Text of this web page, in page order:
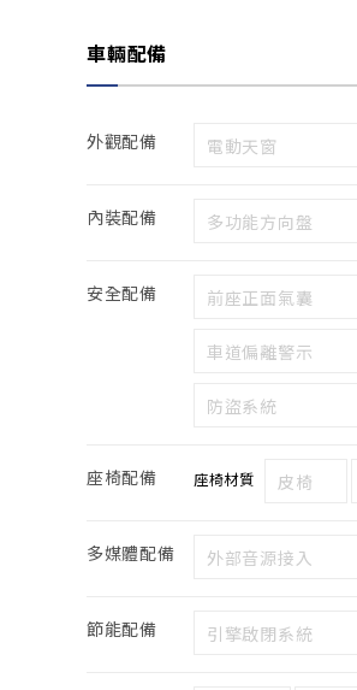
車輛配備
外觀配備 電動天窗
內裝配備 多功能方向盤
安全配備 前座正面氣囊
車道偏離警示
防盜系統
座椅配備 座椅材質 皮椅
多媒體配備 外部音源接入
節能配備 引擎啟閉系統